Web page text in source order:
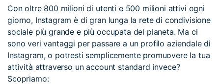
Con oltre 800 milioni di utenti e 500 milioni attivi ogni
giorno, Instagram è di gran lunga la rete di condivisione
sociale più grande e più occupata del pianeta. Ma ci
sono veri vantaggi per passare a un profilo aziendale di
Instagram, o potresti semplicemente promuovere la tua
attività attraverso un account standard invece?
Scopriamo: